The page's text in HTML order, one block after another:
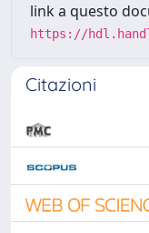
link a questo
https://
Citazioni